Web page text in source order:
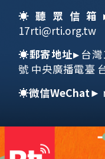
☀聽眾信箱
17rti@rti.org.tw
☀郵寄地址▸台灣
號 中央廣播電臺
☀微信WeChat►